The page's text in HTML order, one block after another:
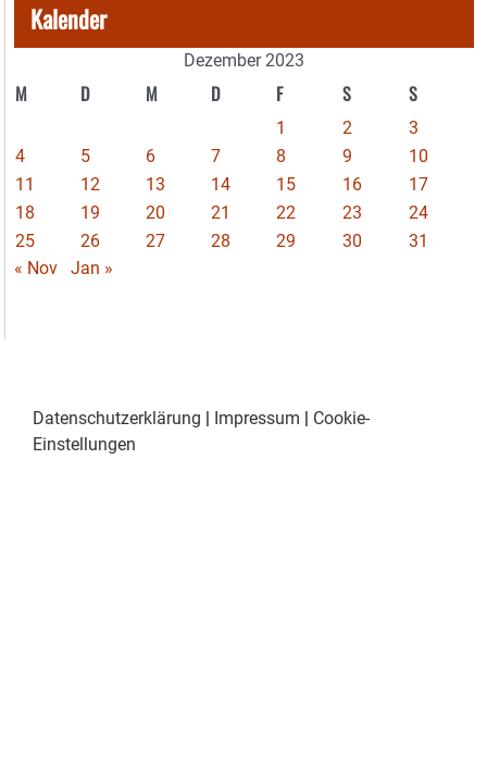
Kalender
Dezember 2023
M D M D F S S
1 2
3
4
5 6 7 8 9
10
11
12 13 14 15 16
17
18
19 20 21 22 23
24
25
26 27 28 29 30
31
« Nov
Jan »
Datenschutzerklärung Impressum
Cookie-
Einstellungen